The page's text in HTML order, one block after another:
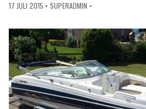
17 JULI 2015 • SUPERADMIN •